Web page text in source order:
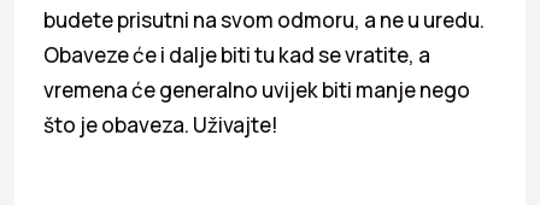
budete prisutni na svom odmoru, a ne u uredu.
Obaveze će i dalje biti tu kad se vratite, a
vremena će generalno uvijek biti manje nego
što je obaveza. Uživajte!